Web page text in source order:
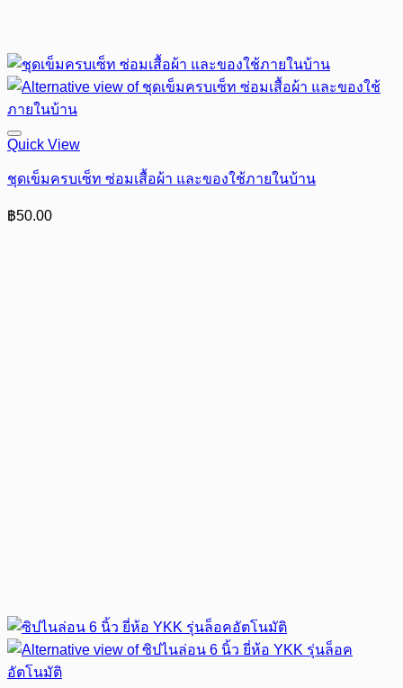
Quick View
ชุดเข็มครบเซ็ท ซ่อมเสื้อผ้า และของใช้ภายในบ้าน
฿50.00